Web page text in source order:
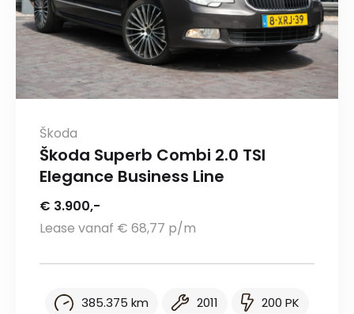
Škoda
Škoda Superb Combi 2.0 TSI
Elegance Business Line
€ 3.900,-
Lease vanaf € 68,77 p/m
385.375 km 2011 200 PK